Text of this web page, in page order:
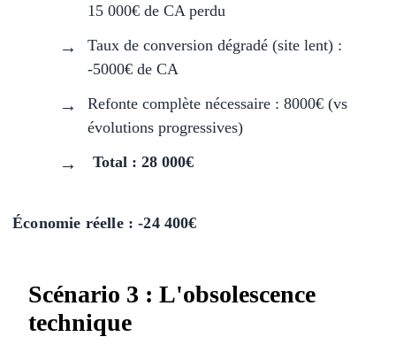
15 000€ de CA perdu
Taux de conversion dégradé (site lent) :
-5000€ de CA
Refonte complète nécessaire : 8000€ (vs
évolutions progressives)
Total : 28 000€
Économie réelle : -24 400€
Scénario 3 : L'obsolescence
technique